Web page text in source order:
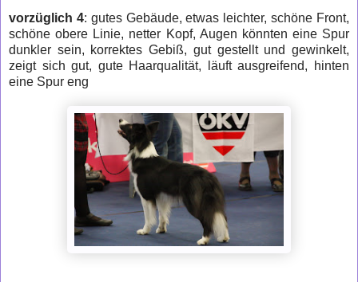
vorzüglich 4: gutes Gebäude, etwas leichter, schöne Front,
schöne obere Linie, netter Kopf, Augen könnten eine Spur
dunkler sein, korrektes Gebiß, gut gestellt und gewinkelt,
zeigt sich gut, gute Haarqualität, läuft ausgreifend, hinten
eine Spur eng